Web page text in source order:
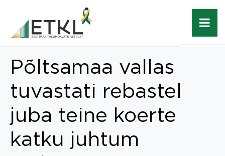
Põltsamaa vallas
tuvastati rebastel
juba teine koerte
katku juhtum